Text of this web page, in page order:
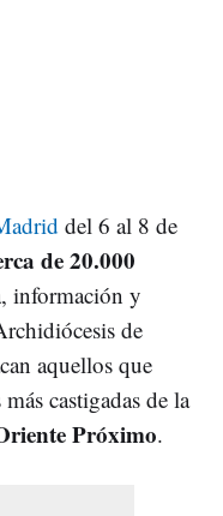
del 6 al 8 de
de 20.000
información y
de
aquellos que
castigadas de la
Próximo.